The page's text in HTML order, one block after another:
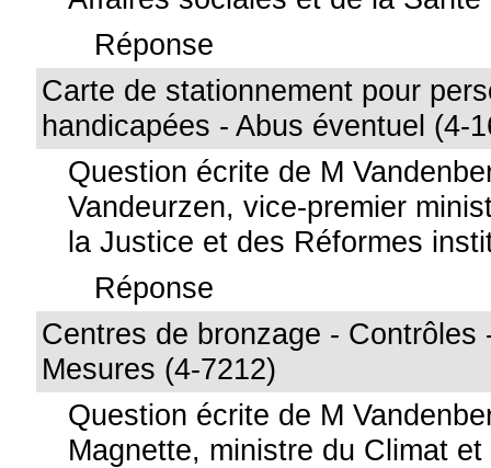
Réponse
Carte de stationnement pour
handicapées - Abus éventuel (4-
Question écrite de M
Vandeurzen, vice-premier
la Justice et des Réformes
Réponse
Centres de bronzage - Contrôles
Mesures (4-7212)
Question écrite de M
Magnette, ministre du Climat